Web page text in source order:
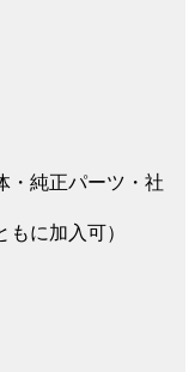
・純正パーツ・社
に加入可）